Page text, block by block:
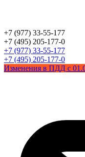
+7 (977) 33-55-177
+7 (495) 205-177-0
+7 (977) 33-55-177
+7 (495) 205-177-0
Изменения в ПДД с